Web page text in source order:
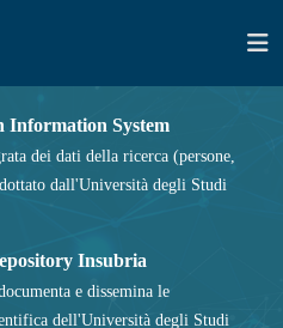
Information System
dei dati della ricerca (persone,
dall'Università degli Studi
Insubria
e dissemina le
dell'Università degli Studi